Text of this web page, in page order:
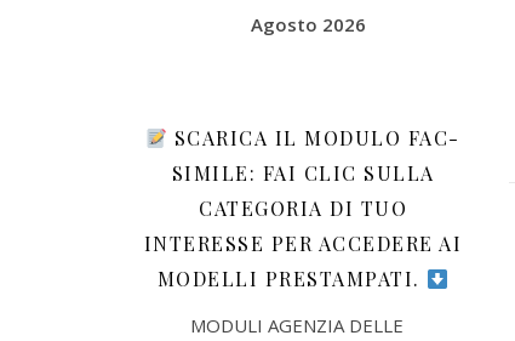
Agosto 2026
SCARICA IL MODULO FAC-
SIMILE: FAI CLIC SULLA
CATEGORIA DI TUO
INTERESSE PER ACCEDERE AI
MODELLI PRESTAMPATI.
MODULI AGENZIA DELLE